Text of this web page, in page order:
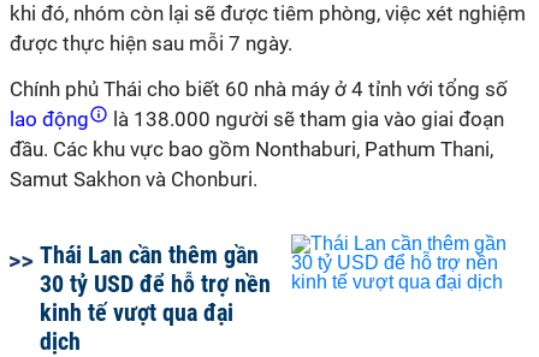
khi đó, nhóm còn lại sẽ được tiêm phòng, việc xét nghiệm
được thực hiện sau mỗi 7 ngày.
Chính phủ Thái cho biết 60 nhà máy ở 4 tỉnh với tổng số
lao động
là 138.000 người sẽ tham gia vào giai đoạn
đầu. Các khu vực bao gồm Nonthaburi, Pathum Thani,
Samut Sakhon và Chonburi.
Thái Lan cần thêm gần
30 tỷ USD để hỗ trợ nền
kinh tế vượt qua đại
dịch